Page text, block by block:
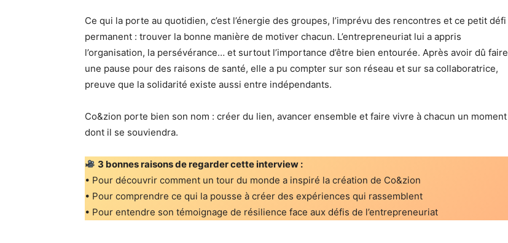
Ce qui la porte au quotidien, c’est l’énergie des groupes, l’imprévu des rencontres et ce petit défi
permanent : trouver la bonne manière de motiver chacun. L’entrepreneuriat lui a appris
l’organisation, la persévérance… et surtout l’importance d’être bien entourée. Après avoir dû faire
une pause pour des raisons de santé, elle a pu compter sur son réseau et sur sa collaboratrice,
preuve que la solidarité existe aussi entre indépendants.
Co&zion porte bien son nom : créer du lien, avancer ensemble et faire vivre à chacun un moment
dont il se souviendra.
3 bonnes raisons de regarder cette interview :
• Pour découvrir comment un tour du monde a inspiré la création de Co&zion
• Pour comprendre ce qui la pousse à créer des expériences qui rassemblent
• Pour entendre son témoignage de résilience face aux défis de l’entrepreneuriat